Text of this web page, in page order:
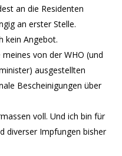
an die Residenten
an erster Stelle.
kein Angebot.
von der WHO (und
ausgestellten
Bescheinigungen über
voll. Und ich bin für
diverser Impfungen bisher